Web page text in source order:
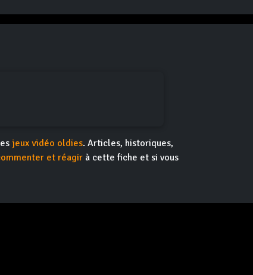
jeux vidéo oldies. Articles, historiques,
et réagir à cette fiche et si vous